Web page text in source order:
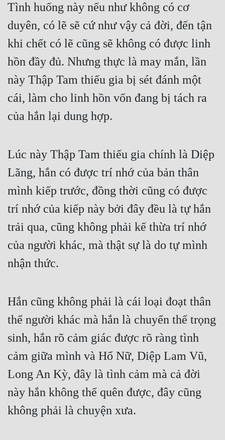
Góc Nhìn Nữ
Huyền Huyễn
Hài Hước
Hệ Thống
Khoa Huyễn
Khoa Huyễn Không Gian
Kinh Dị
Kiếm Hiệp
Kỳ Huyễn
Lịch Sử
Mưu Mô
Mạt Thế
Mỹ Thực
Ngôn Tình
Ngược
Tình huống này nếu như không có cơ
duyên, có lẽ sẽ cứ như vậy cả đời, đến tận
khi chết có lẽ cũng sẽ không có được linh
hồn đầy đủ. Nhưng thực là may mắn, lần
này Thập Tam thiếu gia bị sét đánh một
cái, làm cho linh hồn vốn đang bị tách ra
của hắn lại dung hợp.
Lúc này Thập Tam thiếu gia chính là Diệp
Lãng, hắn có được trí nhớ của bản thân
mình kiếp trước, đồng thời cũng có được
trí nhớ của kiếp này bởi đây đều là tự hắn
trải qua, cũng không phải kế thừa trí nhớ
của người khác, mà thật sự là do tự mình
nhận thức.
Hắn cũng không phải là cái loại đoạt thân
thể người khác mà hắn là chuyển thế trọng
sinh, hắn rõ cảm giác được rõ ràng tình
cảm giữa mình và Hổ Nữ, Diệp Lam Vũ,
Long An Kỳ, đây là tình cảm mà cả đời
này hắn không thể quên được, đây cũng
không phải là chuyện xưa.